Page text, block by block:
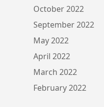
October 2022
September 2022
May 2022
April 2022
March 2022
February 2022